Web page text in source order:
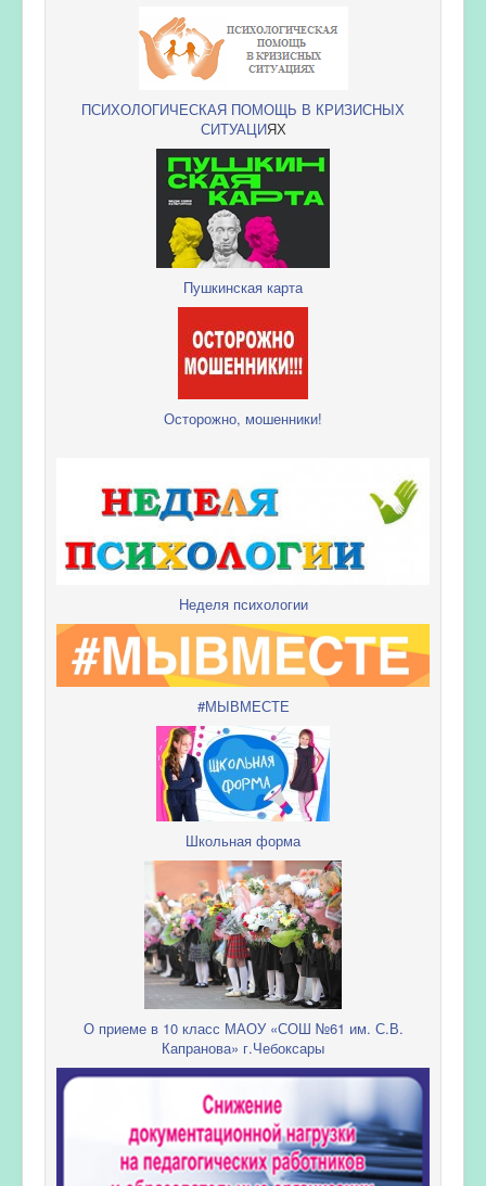
ПСИХОЛОГИЧЕСКАЯ ПОМОЩЬ В КРИЗИСНЫХ
СИТУАЦИЯХ
Пушкинская карта
Осторожно, мошенники!
Неделя психологии
#МЫВМЕСТЕ
Школьная форма
О приеме в 10 класс МАОУ «СОШ №61 им. С.В.
Капранова» г.Чебоксары